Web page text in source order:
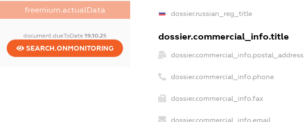
freemium.actualData
document.dueToDate19.10.25
SEARCH.ONMONITORING
dossier.russian_reg_title
dossier.commercial_info.title
dossier.commercial_info.postal_address
dossier.commercial_info.phone
dossier.commercial_info.fax
dossier.commercial_info.email